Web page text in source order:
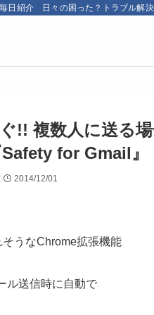
日紹介 日々の困った？トラブル解
!! 複数人に送る
for Gmail』
2014/12/01
うなChrome拡張機能
ル送信時に自動で